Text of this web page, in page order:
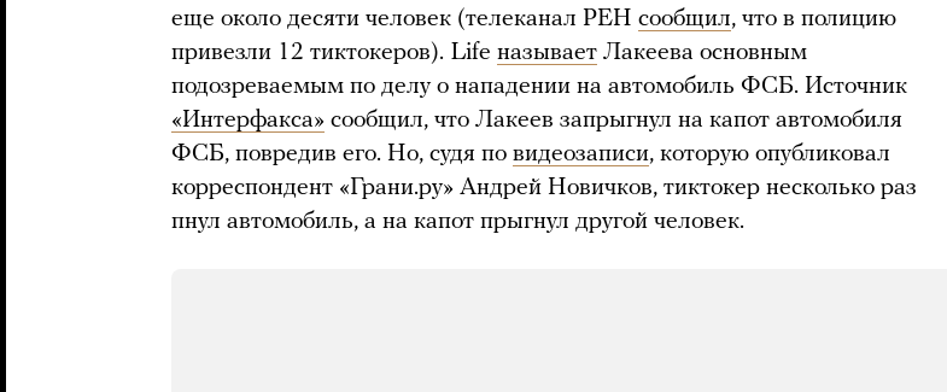
еще около десяти человек (телеканал РЕН сообщил, что в полицию
привезли 12 тиктокеров). Life называет Лакеева основным
подозреваемым по делу о нападении на автомобиль ФСБ. Источник
«Интерфакса» сообщил, что Лакеев запрыгнул на капот автомобиля
ФСБ, повредив его. Но, судя по видеозаписи, которую опубликовал
корреспондент «Грани.ру» Андрей Новичков, тиктокер несколько раз
пнул автомобиль, а на капот прыгнул другой человек.